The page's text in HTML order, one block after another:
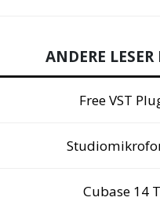
ANDERE
Free VST
Cubase 14